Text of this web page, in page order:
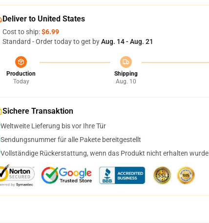
Deliver to United States
Cost to ship:$6.99
Standard - Order today to get byAug. 14 - Aug. 21
Production
Today
Shipping
Aug. 10
Sichere Transaktion
Weltweite Lieferung bis vor Ihre Tür
Sendungsnummer für alle Pakete bereitgestellt
Vollständige Rückerstattung, wenn das Produkt nicht erhalten wurde